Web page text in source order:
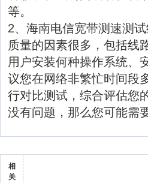
等。
2、海南电信宽带测速测
质量的因素很多，包括线
用户安装何种操作系统、
议您在网络非繁忙时间段
行对比测试，综合评估您
没有问题，那么您可能需
相
关